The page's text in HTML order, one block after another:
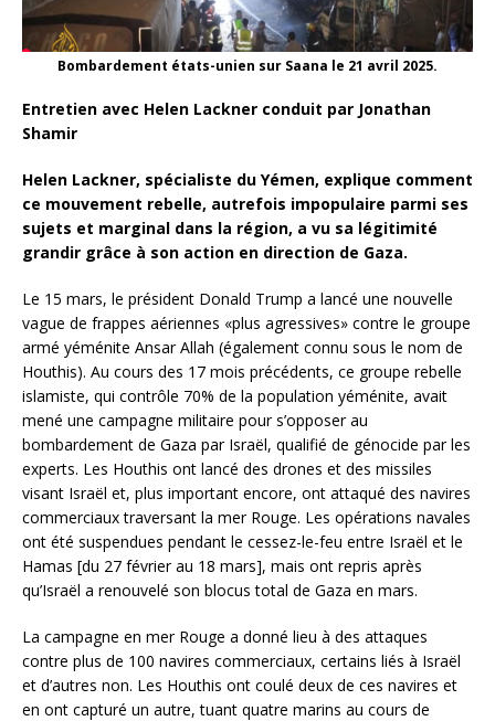
Bombardement états-unien sur Saana le 21 avril 2025.
Entretien avec Helen Lackner conduit par Jonathan
Shamir
Helen Lackner, spécialiste du Yémen, explique comment
ce mouvement rebelle, autrefois impopulaire parmi ses
sujets et marginal dans la région, a vu sa légitimité
grandir grâce à son action en direction de Gaza.
Le 15 mars, le président Donald Trump a lancé une nouvelle
vague de frappes aériennes «plus agressives» contre le groupe
armé yéménite Ansar Allah (également connu sous le nom de
Houthis). Au cours des 17 mois précédents, ce groupe rebelle
islamiste, qui contrôle 70% de la population yéménite, avait
mené une campagne militaire pour s’opposer au
bombardement de Gaza par Israël, qualifié de génocide par les
experts. Les Houthis ont lancé des drones et des missiles
visant Israël et, plus important encore, ont attaqué des navires
commerciaux traversant la mer Rouge. Les opérations navales
ont été suspendues pendant le cessez-le-feu entre Israël et le
Hamas [du 27 février au 18 mars], mais ont repris après
qu’Israël a renouvelé son blocus total de Gaza en mars.
La campagne en mer Rouge a donné lieu à des attaques
contre plus de 100 navires commerciaux, certains liés à Israël
et d’autres non. Les Houthis ont coulé deux de ces navires et
en ont capturé un autre, tuant quatre marins au cours de